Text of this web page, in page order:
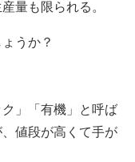
量も限られる。
うか？
」「有機」と呼ば
値段が高くて手が